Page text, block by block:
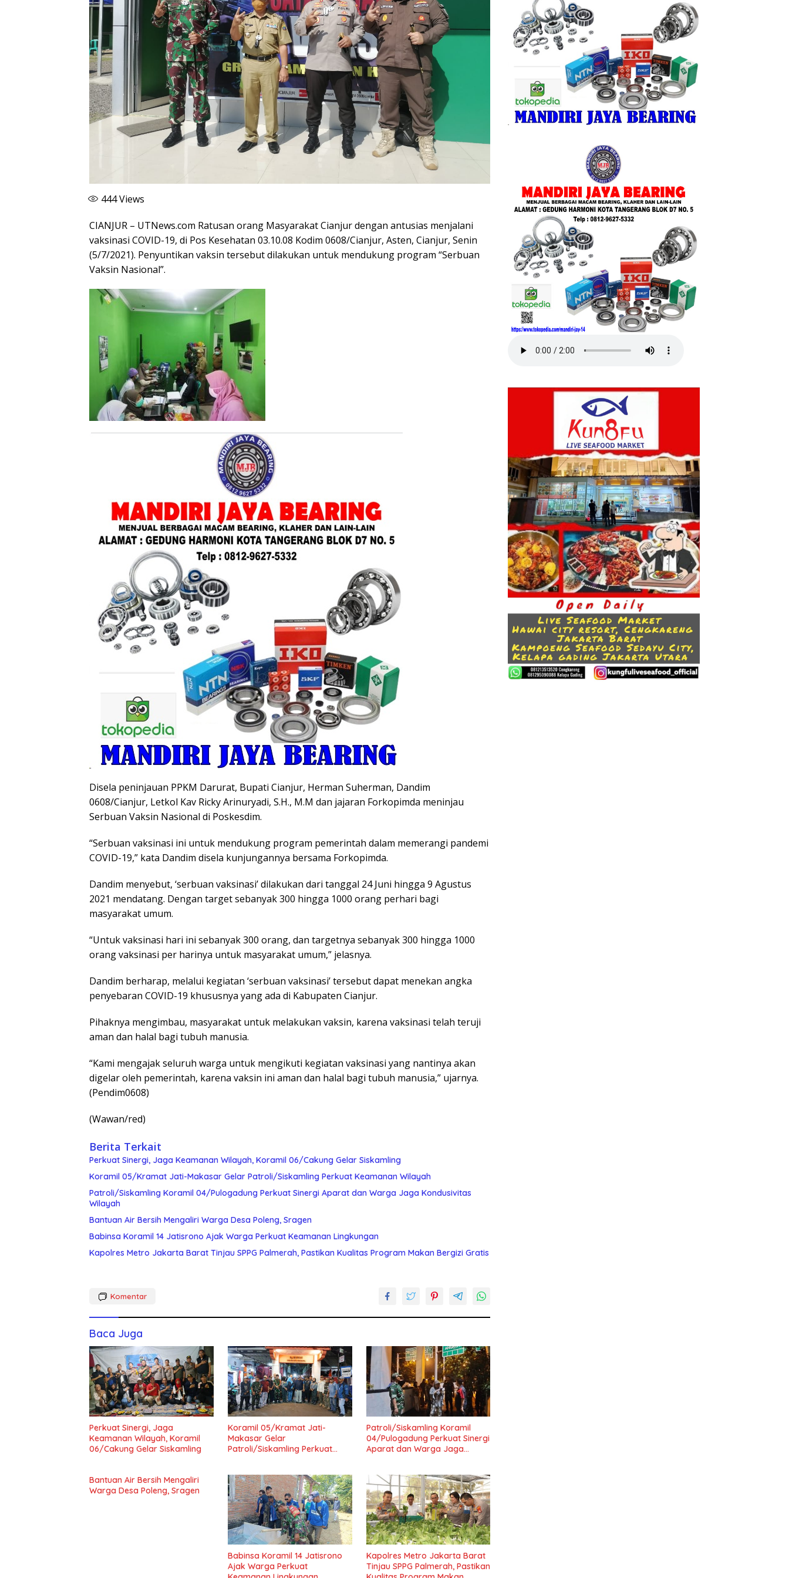
444Views
CIANJUR – UTNews.com Ratusan orang Masyarakat Cianjur dengan antusias menjalani
vaksinasi COVID-19, di Pos Kesehatan 03.10.08 Kodim 0608/Cianjur, Asten, Cianjur, Senin
(5/7/2021). Penyuntikan vaksin tersebut dilakukan untuk mendukung program “Serbuan
Vaksin Nasional”.
Disela peninjauan PPKM Darurat, Bupati Cianjur, Herman Suherman, Dandim
0608/Cianjur, Letkol Kav Ricky Arinuryadi, S.H., M.M dan jajaran Forkopimda meninjau
Serbuan Vaksin Nasional di Poskesdim.
“Serbuan vaksinasi ini untuk mendukung program pemerintah dalam memerangi pandemi
COVID-19,” kata Dandim disela kunjungannya bersama Forkopimda.
Dandim menyebut, ‘serbuan vaksinasi’ dilakukan dari tanggal 24 Juni hingga 9 Agustus
2021 mendatang. Dengan target sebanyak 300 hingga 1000 orang perhari bagi
masyarakat umum.
“Untuk vaksinasi hari ini sebanyak 300 orang, dan targetnya sebanyak 300 hingga 1000
orang vaksinasi per harinya untuk masyarakat umum,” jelasnya.
Dandim berharap, melalui kegiatan ‘serbuan vaksinasi’ tersebut dapat menekan angka
penyebaran COVID-19 khususnya yang ada di Kabupaten Cianjur.
Pihaknya mengimbau, masyarakat untuk melakukan vaksin, karena vaksinasi telah teruji
aman dan halal bagi tubuh manusia.
“Kami mengajak seluruh warga untuk mengikuti kegiatan vaksinasi yang nantinya akan
digelar oleh pemerintah, karena vaksin ini aman dan halal bagi tubuh manusia,” ujarnya.
(Pendim0608)
(Wawan/red)
Berita Terkait
Perkuat Sinergi, Jaga Keamanan Wilayah, Koramil 06/Cakung Gelar Siskamling
Koramil 05/Kramat Jati-Makasar Gelar Patroli/Siskamling Perkuat Keamanan Wilayah
Patroli/Siskamling Koramil 04/Pulogadung Perkuat Sinergi Aparat dan Warga Jaga Kondusivitas
Wilayah
Bantuan Air Bersih Mengaliri Warga Desa Poleng, Sragen
Babinsa Koramil 14 Jatisrono Ajak Warga Perkuat Keamanan Lingkungan
Kapolres Metro Jakarta Barat Tinjau SPPG Palmerah, Pastikan Kualitas Program Makan Bergizi Gratis
Komentar
Baca Juga
Perkuat Sinergi, Jaga
Keamanan Wilayah, Koramil
06/Cakung Gelar Siskamling
Koramil 05/Kramat Jati-
Makasar Gelar
Patroli/Siskamling Perkuat
Patroli/Siskamling Koramil
04/Pulogadung Perkuat Sinergi
Aparat dan Warga Jaga
Bantuan Air Bersih Mengaliri
Warga Desa Poleng, Sragen
Babinsa Koramil 14 Jatisrono
Ajak Warga Perkuat
Kapolres Metro Jakarta Barat
Tinjau SPPG Palmerah, Pastikan